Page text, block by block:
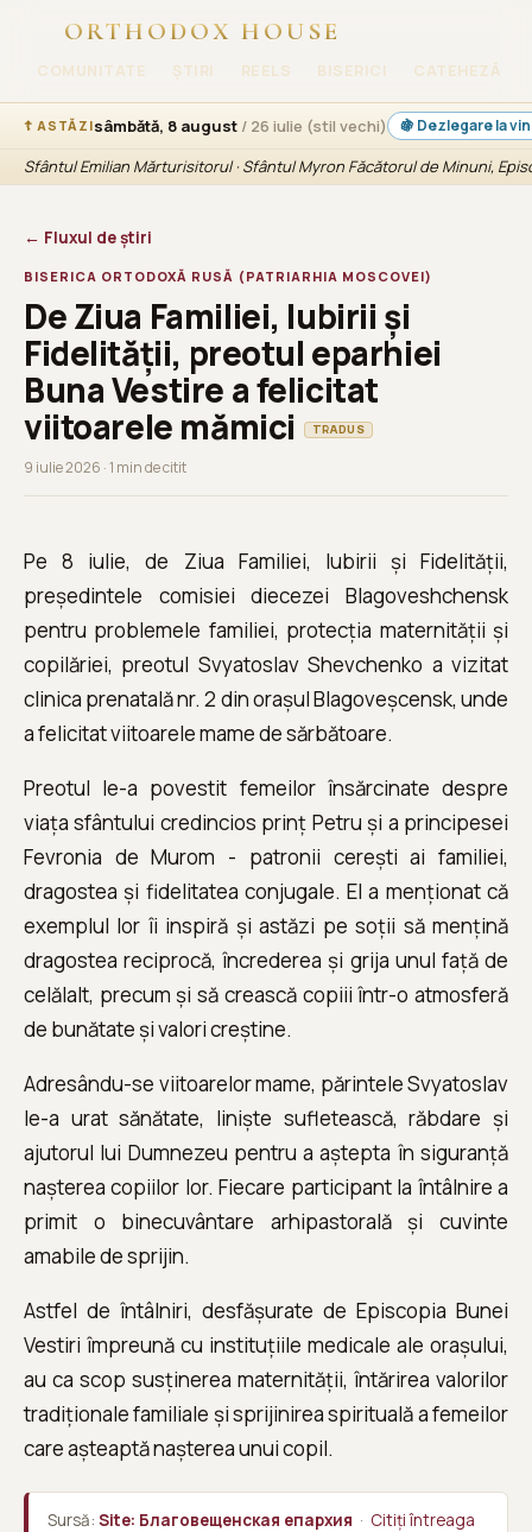
ORTHODOX HOUSE
COMUNITATE ȘTIRI REELS BISERICI CATEHEZĂ
☦ ASTĂZIsâmbătă, 8 august / 26 iulie (stil vechi) 🍇 Dezlegare la
Sfântul Emilian Mărturisitorul · Sfântul Myron Făcătorul de Minuni,
← Fluxul de știri
BISERICA ORTODOXĂ RUSĂ (PATRIARHIA MOSCOVEI)
De Ziua Familiei, Iubirii și
Fidelității, preotul eparhiei
Buna Vestire a felicitat
viitoarele mămici
TRADUS
9 iulie 2026 · 1 min de citit
Pe 8 iulie, de Ziua Familiei, Iubirii și Fidelității,
președintele comisiei diecezei Blagoveshchensk
pentru problemele familiei, protecția maternității și
copilăriei, preotul Svyatoslav Shevchenko a vizitat
clinica prenatală nr. 2 din orașul Blagoveșcensk, unde
a felicitat viitoarele mame de sărbătoare.
Preotul le-a povestit femeilor însărcinate despre
viața sfântului credincios prinț Petru și a principesei
Fevronia de Murom - patronii cerești ai familiei,
dragostea și fidelitatea conjugale. El a menționat că
exemplul lor îi inspiră și astăzi pe soții să mențină
dragostea reciprocă, încrederea și grija unul față de
celălalt, precum și să crească copiii într-o atmosferă
de bunătate și valori creștine.
Adresându-se viitoarelor mame, părintele Svyatoslav
le-a urat sănătate, liniște sufletească, răbdare și
ajutorul lui Dumnezeu pentru a aștepta în siguranță
nașterea copiilor lor. Fiecare participant la întâlnire a
primit o binecuvântare arhipastorală și cuvinte
amabile de sprijin.
Astfel de întâlniri, desfășurate de Episcopia Bunei
Vestiri împreună cu instituțiile medicale ale orașului,
au ca scop susținerea maternității, întărirea valorilor
tradiționale familiale și sprijinirea spirituală a femeilor
care așteaptă nașterea unui copil.
Sursă: Site: Благовещенская епархия · Citiți întreaga